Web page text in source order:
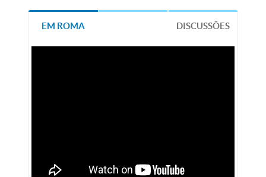
EM ROMA DISCUSSÕES